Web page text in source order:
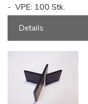
VPE: 100 Stk.
Details